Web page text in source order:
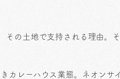
その土地で支持される理由。
カレーハウス業態。ネオンサ